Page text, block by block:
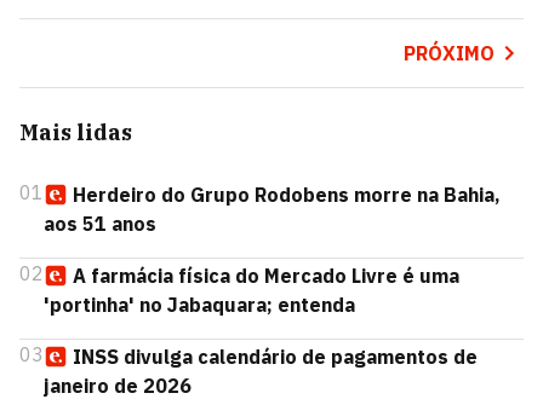
PRÓXIMO
Mais lidas
01
Herdeiro do Grupo Rodobens morre na Bahia,
aos 51 anos
02
A farmácia física do Mercado Livre é uma
'portinha' no Jabaquara; entenda
03
INSS divulga calendário de pagamentos de
janeiro de 2026